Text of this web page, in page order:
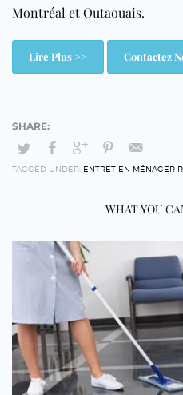
Montréal et Outaouais.
Lire Plus >> Contactez
TAGGED UNDER: ENTRETIEN MÉNAGER
WHAT YOU